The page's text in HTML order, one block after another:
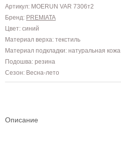
Артикул: MOERUN VAR 7306т2
Бренд: PREMIATA
Цвет: синий
Материал верха: текстиль
Материал подкладки: натуральная кожа
Подошва: резина
Сезон: Весна-лето
Описание